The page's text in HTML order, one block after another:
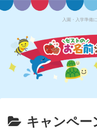
入園・入学準備
キャンペー